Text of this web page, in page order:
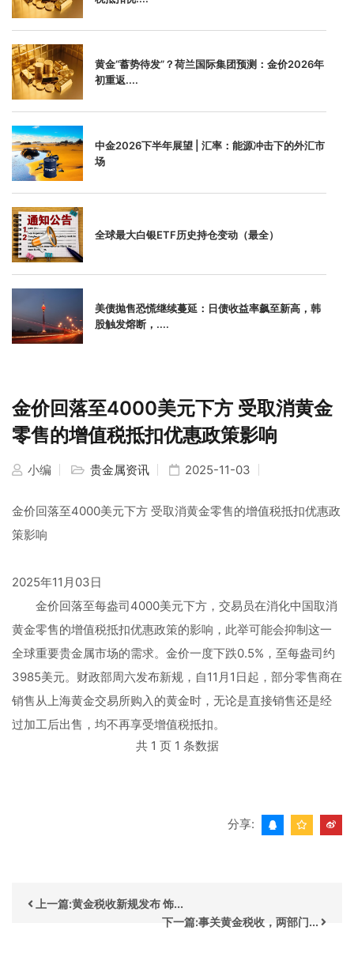
黄金“蓄势待发”？荷兰国际集团预测：金价2026年
初重返....
中金2026下半年展望 | 汇率：能源冲击下的外汇市
场
全球最大白银ETF历史持仓变动（最全）
美债抛售恐慌继续蔓延：日债收益率飙至新高，韩
股触发熔断，....
金价回落至4000美元下方 受取消黄金
零售的增值税抵扣优惠政策影响
小编 贵金属资讯 2025-11-03
金价回落至4000美元下方 受取消黄金零售的增值税抵扣优惠政
策影响
2025年11月03日
金价回落至每盎司4000美元下方，交易员在消化中国取消
黄金零售的增值税抵扣优惠政策的影响，此举可能会抑制这一
全球重要贵金属市场的需求。金价一度下跌0.5%，至每盎司约
3985美元。财政部周六发布新规，自11月1日起，部分零售商在
销售从上海黄金交易所购入的黄金时，无论是直接销售还是经
过加工后出售，均不再享受增值税抵扣。
共 1 页 1 条数据
分享:
上一篇:黄金税收新规发布 饰...
下一篇:事关黄金税收，两部门...